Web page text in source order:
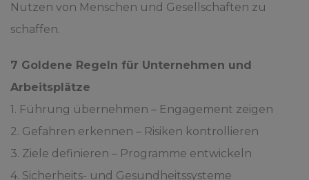
Nutzen von Menschen und Gesellschaften zu
schaffen.
7 Goldene Regeln für Unternehmen und
Arbeitsplätze
1. Führung übernehmen – Engagement zeigen
2. Gefahren erkennen – Risiken kontrollieren
3. Ziele definieren – Programme entwickeln
4. Sicherheits- und Gesundheitssysteme